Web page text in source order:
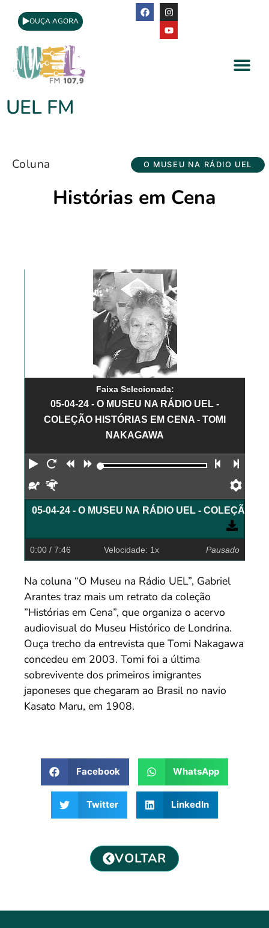
OUÇA AGORA
UEL FM
Coluna O MUSEU NA RÁDIO UEL
Histórias em Cena
Faixa Selecionada:
05-04-24 - O MUSEU NA RÁDIO UEL -
COLEÇÃO HISTÓRIAS EM CENA - TOMI
NAKAGAWA
Reproduzir
Reiniciar
Retroceder
Avançar Faixa
Devagar
05-04-24 - O MUSEU NA RÁDIO UEL - COLEÇÃO
0:00 / 7:46 Velocidade: 1x Pausado
Na coluna “O Museu na Rádio UEL”, Gabriel
Arantes traz mais um retrato da coleção
”Histórias em Cena”, que organiza o acervo
audiovisual do Museu Histórico de Londrina.
Ouça trecho da entrevista que Tomi Nakagawa
concedeu em 2003. Tomi foi a última
sobrevivente dos primeiros imigrantes
japoneses que chegaram ao Brasil no navio
Kasato Maru, em 1908.
Facebook WhatsApp
Twitter LinkedIn
VOLTAR